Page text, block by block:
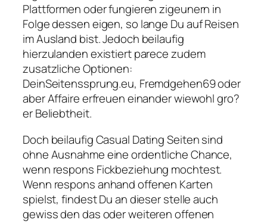
Plattformen oder fungieren zigeunern in
Folge dessen eigen, so lange Du auf Reisen
im Ausland bist. Jedoch beilaufig
hierzulanden existiert parece zudem
zusatzliche Optionen:
DeinSeitenssprung.eu, Fremdgehen69 oder
aber Affaire erfreuen einander wiewohl gro?
er Beliebtheit.
Doch beilaufig Casual Dating Seiten sind
ohne Ausnahme eine ordentliche Chance,
wenn respons Fickbeziehung mochtest.
Wenn respons anhand offenen Karten
spielst, findest Du an dieser stelle auch
gewiss den das oder weiteren offenen